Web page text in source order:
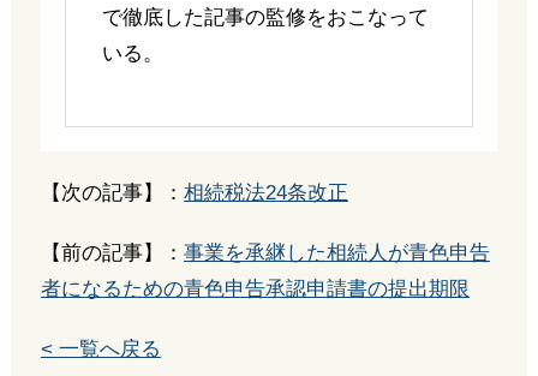
で徹底した記事の監修をおこなって
いる。
【次の記事】： 相続税法24条改正
【前の記事】： 事業を承継した相続人が青色申告
者になるための青色申告承認申請書の提出期限
< 一覧へ戻る